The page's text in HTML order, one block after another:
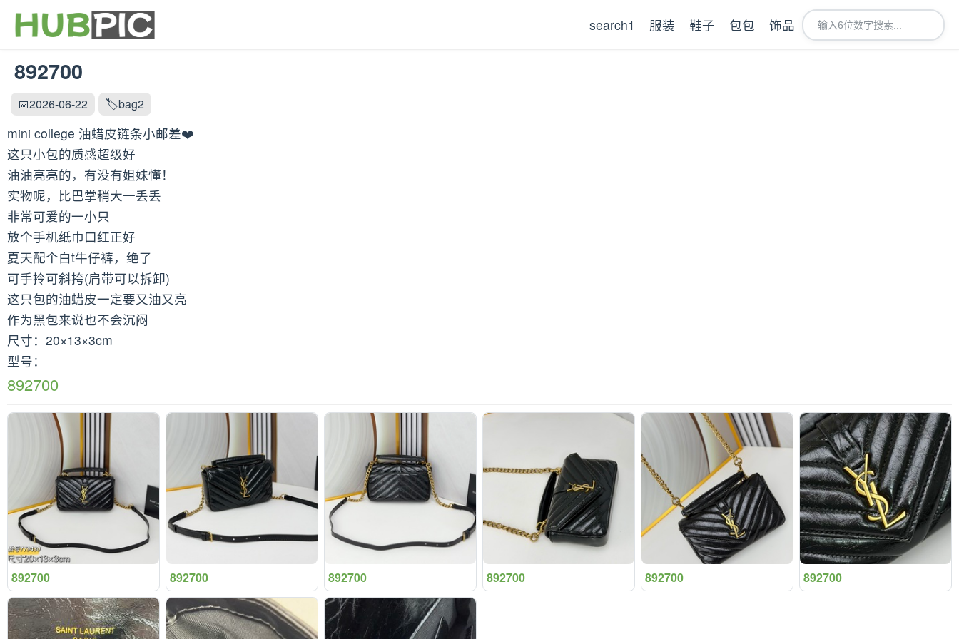
search1 服装 鞋子 包包 饰品
892700
📅2026-06-22 🏷️bag2
mini college 油蜡皮链条小邮差❤️
这只小包的质感超级好
油油亮亮的，有没有姐妹懂！
实物呢，比巴掌稍大一丢丢
非常可爱的一小只
放个手机纸巾口红正好
夏天配个白t牛仔裤，绝了
可手拎可斜挎(肩带可以拆卸)
这只包的油蜡皮一定要又油又亮
作为黑包来说也不会沉闷
尺寸：20×13×3cm
型号：
892700
892700 892700 892700 892700 892700 892700